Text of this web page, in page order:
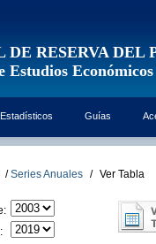
DE RESERVA DEL
Estudios Económicos
Guías
/ Series Anuales / Ver Tabla